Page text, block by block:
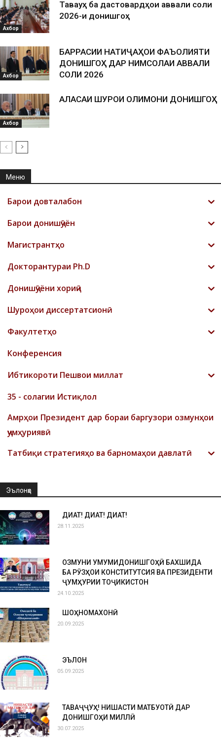
Ахбор
Таваҷҷуҳ ба дастовардҳои аввали соли
2026-и донишгоҳ
Ахбор
БАРРАСИИ НАТИҶАҲОИ ФАЪОЛИЯТИ
ДОНИШГОҲ ДАР НИМСОЛАИ АВВАЛИ
СОЛИ 2026
Ахбор
АЛАСАИ ШУРОИ ОЛИМОНИ ДОНИШГОҲ
Меню
Барои довталабон
Барои донишҷӯён
Магистрантҳо
Докторантураи Ph.D
Донишҷӯёни хориҷӣ
Шyроҳои диссертатсионӣ
Факултетҳо
Конференсия
Ибтикороти Пешвои миллат
35 - солагии Истиқлол
Амрҳои Президент дар бораи баргузори озмунҳои
ҷумҳуриявӣ
Татбиқи стратегияҳо ва барномаҳои давлатӣ
Эълонҳо
ДИҚҚАТ! ДИҚҚАТ! ДИҚҚАТ!
28.11.2025
ОЗМУНИ УМУМИДОНИШГОҲӢ БАХШИДА
БА РӮЗҲОИ КОНСТИТУТСИЯ ВА ПРЕЗИДЕНТИ
ҶУМҲУРИИ ТОҶИКИСТОН
24.10.2025
ШОҲНОМАХОНӢ
20.09.2025
ЭЪЛОН
05.09.2025
ТАВАҶҶУҲ! НИШАСТИ МАТБУОТӢ ДАР
ДОНИШГОҲИ МИЛЛӢ
30.07.2025